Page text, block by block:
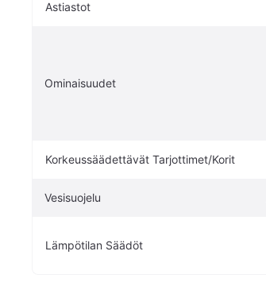
Astiastot
Ominaisuudet
Korkeussäädettävät Tarjottimet/Korit
Vesisuojelu
Lämpötilan Säädöt